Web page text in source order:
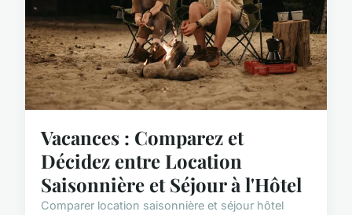
Vacances : Comparez et
Décidez entre Location
Saisonnière et Séjour à l'Hôtel
Comparer location saisonnière et séjour hôtel